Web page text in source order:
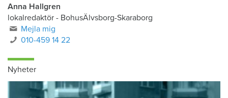
Anna Hallgren
lokalredaktör - BohusÄlvsborg-Skaraborg
Mejla mig
010-459 14 22
Nyheter